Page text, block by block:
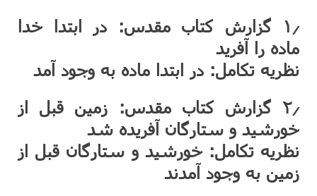
۱٫ گزارش کتاب مقدس: در ابتدا خدا
ماده را آفرید
نظریه تکامل: در ابتدا ماده به وجود آمد
۲٫ گزارش کتاب مقدس: زمین قبل از
خورشید و ستارگان آفریده شد
نظریه تکامل: خورشید و ستارگان قبل از
زمین به وجود آمدند